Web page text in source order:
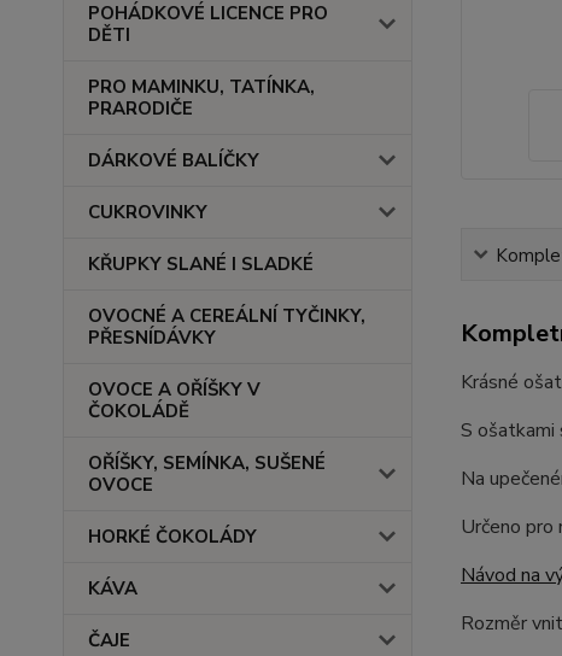
POHÁDKOVÉ LICENCE PRO
DĚTI
PRO MAMINKU, TATÍNKA,
PRARODIČE
DÁRKOVÉ BALÍČKY
CUKROVINKY
KŘUPKY SLANÉ I SLADKÉ
OVOCNÉ A CEREÁLNÍ TYČINKY,
PŘESNÍDÁVKY
OVOCE A OŘÍŠKY V
ČOKOLÁDĚ
OŘÍŠKY, SEMÍNKA, SUŠENÉ
OVOCE
HORKÉ ČOKOLÁDY
KÁVA
ČAJE
Krásné
S ošatkami
Na
Určeno pro
Návod na
Rozměr